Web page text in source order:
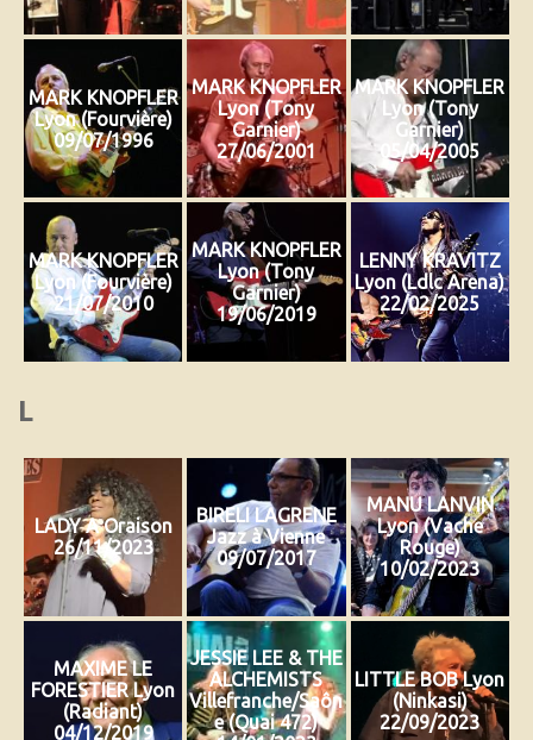
MARK KNOPFLER
Lyon (Fourvière)
09/07/1996
MARK KNOPFLER
Lyon (Tony
Garnier)
27/06/2001
MARK KNOPFLER
Lyon (Tony
Garnier)
05/04/2005
MARK KNOPFLER
Lyon (Fourvière)
21/07/2010
MARK KNOPFLER
Lyon (Tony
Garnier)
19/06/2019
LENNY KRAVITZ
Lyon (Ldlc Arena)
22/02/2025
L
LADY A Oraison
26/11/2023
BIRELI LAGRENE
Jazz à Vienne
09/07/2017
MANU LANVIN
Lyon (Vache
Rouge)
10/02/2023
MAXIME LE
FORESTIER Lyon
(Radiant)
04/12/2019
JESSIE LEE & THE
ALCHEMISTS
Villefranche/Saôn
e (Quai 472)
LITTLE BOB Lyon
(Ninkasi)
22/09/2023